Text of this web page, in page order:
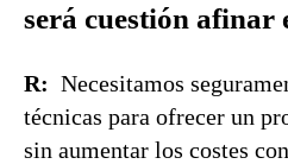
será cuestión afinar
R: Necesitamos
técnicas para ofrecer un
sin aumentar los costes